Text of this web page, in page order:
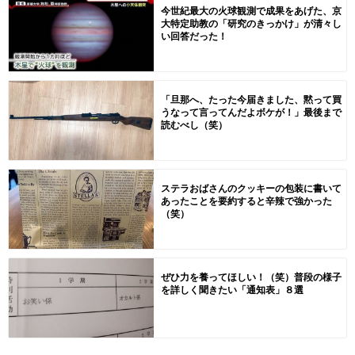
今世紀最大の火球観測で成果をあげた、京
大特定助教の「研究のきっかけ」が清々し
い回答だった！
「旦那へ、たった今届きました、黙って買
うなって言ってんだよボケが！」最後まで
読むべし（笑）
ステラおばさんのクッキーの包装に書いて
あったことを要約すると辛辣で強かった
（笑）
ぜひ力を養ってほしい！（笑）普段の様子
を詳しく聞きたい「通知表」８選